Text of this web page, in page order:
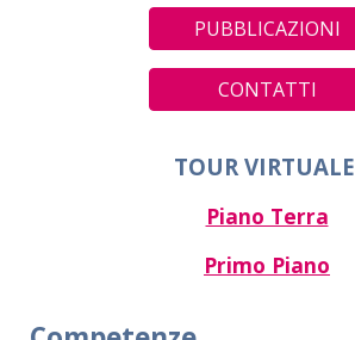
PUBBLICAZIONI
CONTATTI
TOUR VIRTUALE
Piano Terra
Primo Piano